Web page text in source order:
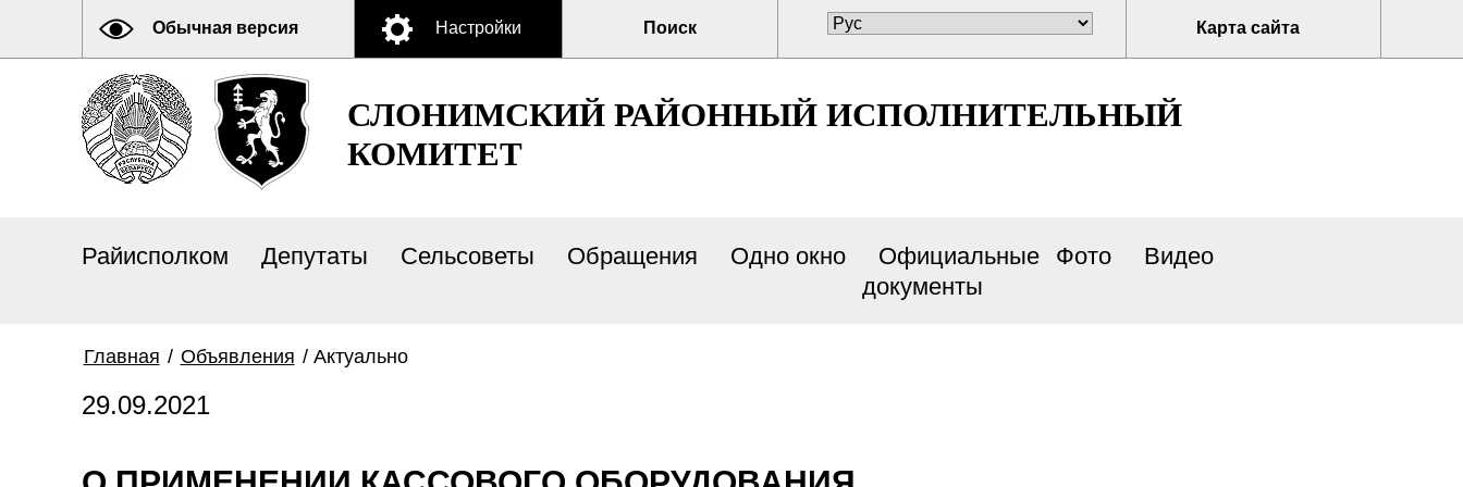
Обычная версия Настройки Поиск Карта сайта
СЛОНИМСКИЙ РАЙОННЫЙ ИСПОЛНИТЕЛЬНЫЙ
КОМИТЕТ
Райисполком Депутаты Сельсоветы Обращения Одно окно
Официальные
документы
Фото Видео
Главная / Объявления / Актуально
29.09.2021